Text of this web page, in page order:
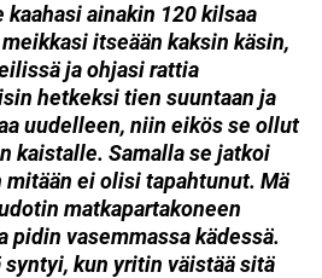
kaahasi ainakin 120 kilsaa
itseään kaksin käsin,
ja ohjasi rattia
hetkeksi tien suuntaan ja
uudelleen, niin eikös se ollut
kaistalle. Samalla se jatkoi
mitään ei olisi tapahtunut. Mä
matkapartakoneen
vasemmassa kädessä.
kun yritin väistää sitä